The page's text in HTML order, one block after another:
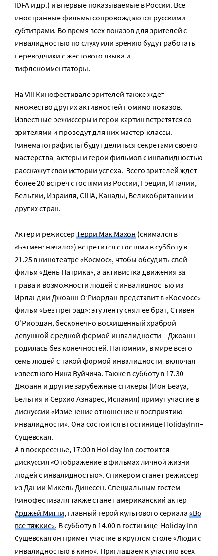
IDFA и др.) и впервые показываемые в России. Все
иностранные фильмы сопровождаются русскими
субтитрами. Во время всех показов для зрителей с
инвалидностью по слуху или зрению будут работать
переводчики с жестового языка и
тифлокомментаторы.
На VIII Кинофестивале зрителей также ждет
множество других активностей помимо показов.
Известные режиссеры и герои картин встретятся со
зрителями и проведут для них мастер-классы.
Кинематографисты будут делиться секретами своего
мастерства, актеры и герои фильмов с инвалидностью
расскажут свои истории успеха. Всего зрителей ждет
более 20 встреч с гостями из России, Греции, Италии,
Бельгии, Израиля, США, Канады, Великобритании и
других стран.
Актер и режиссер Терри Мак Махон (снимался в
«Бэтмен: начало») встретится с гостями в субботу в
21.25 в кинотеатре «Космос», чтобы обсудить свой
фильм «День Патрика», а активистка движения за
права и возможности людей с инвалидностью из
Ирландии Джоанн О’Риордан представит в «Космосе»
фильм «Без преград»: эту ленту снял ее брат, Стивен
О’Риордан, бесконечно восхищенный храброй
девушкой с редкой формой инвалидности – Джоанн
родилась без конечностей. Напомним, в мире всего
семь людей с такой формой инвалидности, включая
известного Ника Вуйчича. Также в субботу в 17.30
Джоанн и другие зарубежные спикеры (Ион Беауа,
Бельгия и Серхио Азнарес, Испания) примут участие в
дискуссии «Изменение отношение к восприятию
инвалидности». Она состоится в гостинице HolidayInn–
Сущевская.
А в воскресенье, 17:00 в Holiday Inn состоится
дискуссия «Отображение в фильмах личной жизни
людей с инвалидностью». Спикером станет режиссер
из Дании Микель Динесен. Специальным гостем
Кинофестиваля также станет американский актер
Арджей Митти, главный герой культового сериала «Во
все тяжкие», В субботу в 14.00 в гостинице Holiday Inn–
Сущевская он примет участие в круглом столе «Люди с
инвалидностью в кино». Приглашаем к участию всех